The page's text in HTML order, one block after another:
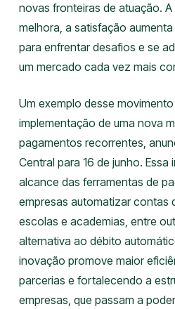
novas fronteiras de atuação.
melhora, a satisfação
para enfrentar desafios e se
um mercado cada vez mais
Um exemplo desse
implementação de uma nova
pagamentos recorrentes,
Central para 16 de junho. Essa
alcance das ferramentas de
empresas automatizar contas
escolas e academias, entre
alternativa ao débito
inovação promove maior
parcerias e fortalecendo a
empresas, que passam a